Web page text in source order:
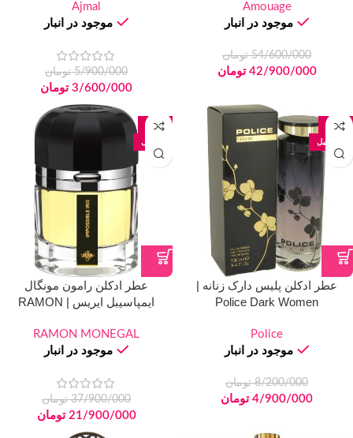
Amouage
موجود در انبار
54/600/000 تومان
42/900/000 تومان
Ajmal
موجود در انبار
5/900/000 تومان
3/600/000 تومان
-40%
عطر ادکلن پلیس دارک زنانه |
Police Dark Women
Police
موجود در انبار
8/200/000 تومان
4/900/000 تومان
-42%
عطر ادکلن رامون مونگال
ایمپاسیبل ایریس | RAMON
RAMON MONEGAL
موجود در انبار
37/900/000 تومان
21/900/000 تومان